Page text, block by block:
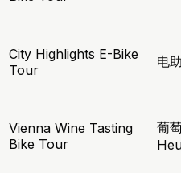
City Highlights E-Bike
Tour
电
Vienna Wine Tasting
Bike Tour
葡